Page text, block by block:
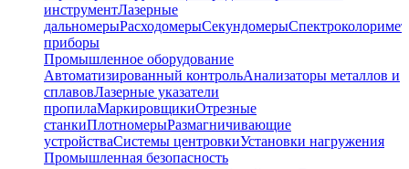
инструментЛазерные
дальномерыРасходомерыСекундомеры
приборы
Промышленное оборудование
Автоматизированный контрольАнализаторы металлов и
сплавовЛазерные указатели
пропилаМаркировщикиОтрезные
станкиПлотномерыРазмагничивающие
устройстваСистемы центровкиУстановки нагружения
Промышленная безопасность